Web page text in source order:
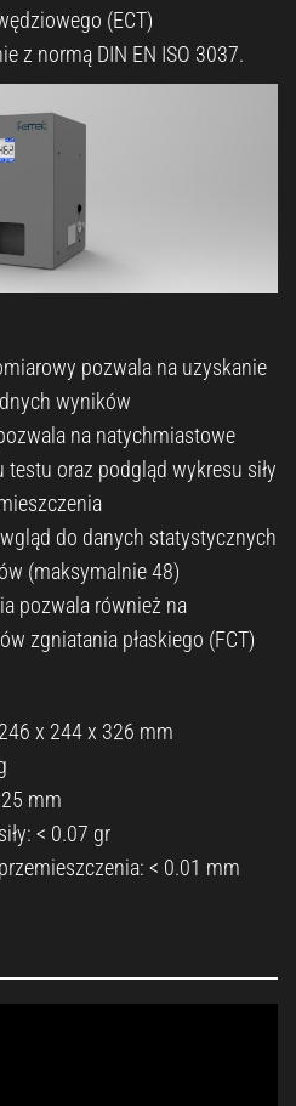
(ECT)
z normą DIN EN ISO 3037.
pozwala na uzyskanie
wyników
na natychmiastowe
oraz podgląd wykresu siły
do danych statystycznych
(maksymalnie 48)
pozwala również na
zgniatania płaskiego (FCT)
x 244 x 326 mm
mm
< 0.07 gr
< 0.01 mm